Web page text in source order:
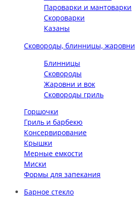
Пароварки и мантоварки
Скороварки
Казаны
Сковороды, блинницы, жаровни
Блинницы
Сковороды
Жаровни и вок
Сковороды гриль
Горшочки
Гриль и барбекю
Консервирование
Крышки
Мерные емкости
Миски
Формы для запекания
Барное стекло